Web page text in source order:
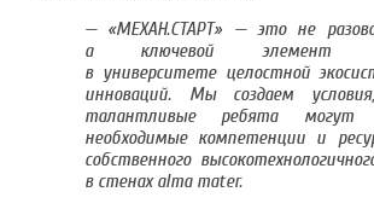
— «МЕХАН.СТАРТ» — это не
а ключевой элемент
в университете целостной
инноваций. Мы создаем
талантливые ребята могут
необходимые компетенции и
собственного
в стенах alma mater.